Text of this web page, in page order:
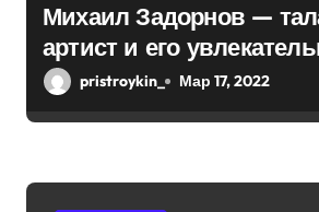
и
я
м
Михаил Задорнов —
артист и его
биография —
pristroykin_ Мар 17, 2022